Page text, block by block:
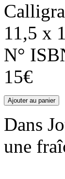
11,5 x
N°
15€
Dans
une